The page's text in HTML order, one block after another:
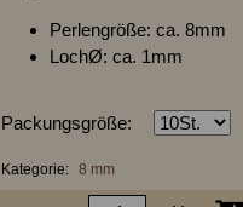
Perlengröße: ca. 8mm
LochØ: ca. 1mm
Packungsgröße:
Kategorie: 8 mm